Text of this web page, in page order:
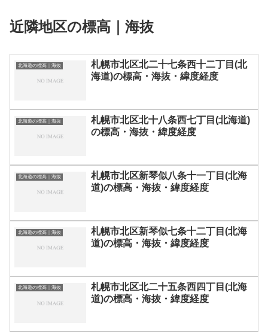
近隣地区の標高｜海抜
北海道の標高｜海抜
札幌市北区北二十七条西十二丁目(北
海道)の標高・海抜・緯度経度
北海道の標高｜海抜
札幌市北区北十八条西七丁目(北海道)
の標高・海抜・緯度経度
北海道の標高｜海抜
札幌市北区新琴似八条十一丁目(北海
道)の標高・海抜・緯度経度
北海道の標高｜海抜
札幌市北区新琴似七条十二丁目(北海
道)の標高・海抜・緯度経度
北海道の標高｜海抜
札幌市北区北二十五条西四丁目(北海
道)の標高・海抜・緯度経度